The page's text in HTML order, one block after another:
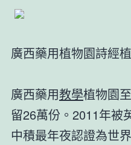
廣西藥用植物園詩經
廣西藥用教學植物園
留26萬份。2011年被
中積最年夜認證為世